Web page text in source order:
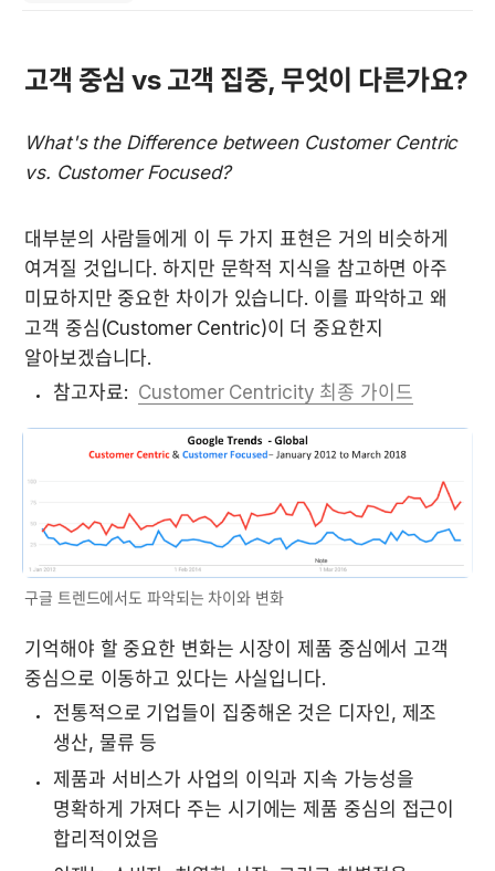
고객 중심 vs 고객 집중, 무엇이 다른가요?
What's the Difference between Customer Centric
vs. Customer Focused?
대부분의 사람들에게 이 두 가지 표현은 거의 비슷하게
여겨질 것입니다. 하지만 문학적 지식을 참고하면 아주
미묘하지만 중요한 차이가 있습니다. 이를 파악하고 왜
고객 중심(Customer Centric)이 더 중요한지
알아보겠습니다.
참고자료: Customer Centricity 최종 가이드
구글 트렌드에서도 파악되는 차이와 변화
기억해야 할 중요한 변화는 시장이 제품 중심에서 고객
중심으로 이동하고 있다는 사실입니다.
전통적으로 기업들이 집중해온 것은 디자인, 제조
생산, 물류 등
제품과 서비스가 사업의 이익과 지속 가능성을
명확하게 가져다 주는 시기에는 제품 중심의 접근이
합리적이었음